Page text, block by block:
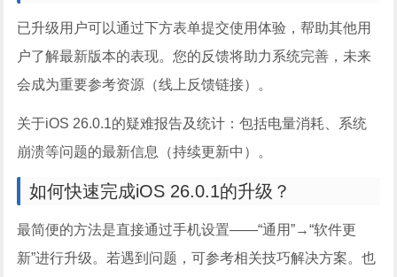
已升级用户可以通过下方表单提交使用体验，帮助其他用
户了解最新版本的表现。您的反馈将助力系统完善，未来
会成为重要参考资源（线上反馈链接）。
关于iOS 26.0.1的疑难报告及统计：包括电量消耗、系统
崩溃等问题的最新信息（持续更新中）。
如何快速完成iOS 26.0.1的升级？
最简便的方法是直接通过手机设置——“通用”→“软件更
新”进行升级。若遇到问题，可参考相关技巧解决方案。也